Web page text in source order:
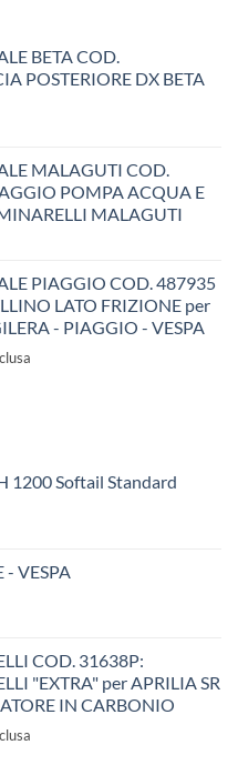
BETA COD.
POSTERIORE DX BETA
MALAGUTI COD.
POMPA ACQUA E
MALAGUTI
PIAGGIO COD. 487935
LATO FRIZIONE per
- PIAGGIO - VESPA
1200 Softail Standard
- VESPA
COD. 31638P:
"EXTRA" per APRILIA SR
IN CARBONIO